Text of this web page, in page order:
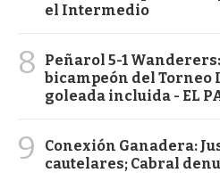
el Intermedio
8
Peñarol 5-1
bicampeón del Torneo
goleada incluida - EL
9
Conexión Ganadera:
cautelares; Cabral